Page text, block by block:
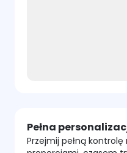
Pełna
Przejmij pełną